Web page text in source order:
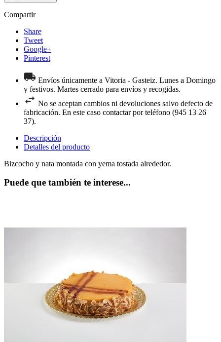
Compartir
Share
Tweet
Google+
Pinterest
Envíos únicamente a Vitoria - Gasteiz. Lunes a Domingo
y festivos. Martes cerrado para envíos y recogidas.
No se aceptan cambios ni devoluciones salvo defecto de
fabricación. En este caso contactar por teléfono (945 13 26
37).
Descripción
Detalles del producto
Bizcocho y nata montada con yema tostada alrededor.
Puede que también te interese...